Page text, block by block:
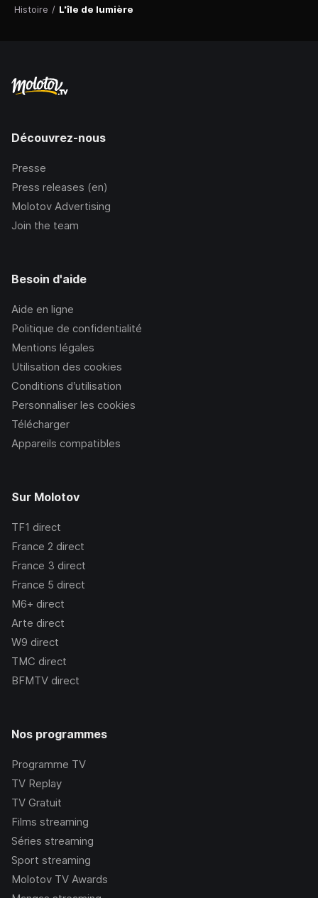
Histoire / L'île de lumière
Découvrez-nous
Presse
Press releases (en)
Molotov Advertising
Join the team
Besoin d'aide
Aide en ligne
Politique de confidentialité
Mentions légales
Utilisation des cookies
Conditions d’utilisation
Personnaliser les cookies
Télécharger
Appareils compatibles
Sur Molotov
TF1 direct
France 2 direct
France 3 direct
France 5 direct
M6+ direct
Arte direct
W9 direct
TMC direct
BFMTV direct
Nos programmes
Programme TV
TV Replay
TV Gratuit
Films streaming
Séries streaming
Sport streaming
Molotov TV Awards